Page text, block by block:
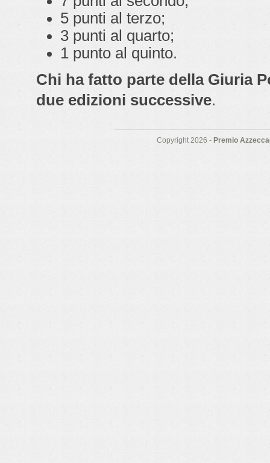
5 punti al terzo;
3 punti al quarto;
1 punto al quinto.
Chi ha fatto parte della Giuria
due edizioni successive.
Copyright 2026 - Premio